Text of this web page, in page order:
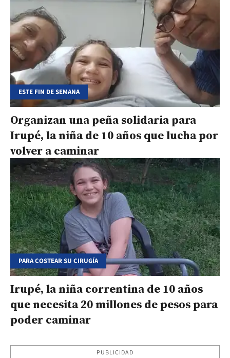
ESTE FIN DE SEMANA
Organizan una peña solidaria para
Irupé, la niña de 10 años que lucha por
volver a caminar
PARA COSTEAR SU CIRUGÍA
Irupé, la niña correntina de 10 años
que necesita 20 millones de pesos para
poder caminar
PUBLICIDAD